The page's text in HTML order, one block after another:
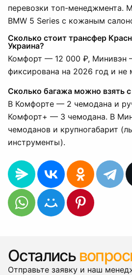
перевозки топ-менеджмента.
BMW 5 Series с кожаным
Сколько стоит трансфер
Украина?
Комфорт — 12 000 ₽, Минивэн
фиксирована на 2026 год и не
Сколько багажа можно взять
В Комфорте — 2 чемодана и
Комфорт+ — 3 чемодана. В
чемоданов и крупногабарит
инструменты).
Остались
Отправьте заявку и наш